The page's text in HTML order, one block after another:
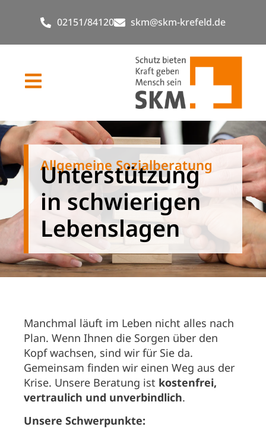
02151/84120 skm@skm-krefeld.de
Allgemeine Sozialberatung
Unterstützung
in schwierigen
Lebenslagen
Manchmal läuft im Leben nicht alles nach
Plan. Wenn Ihnen die Sorgen über den
Kopf wachsen, sind wir für Sie da.
Gemeinsam finden wir einen Weg aus der
Krise. Unsere Beratung ist kostenfrei,
vertraulich und unverbindlich.
Unsere Schwerpunkte: